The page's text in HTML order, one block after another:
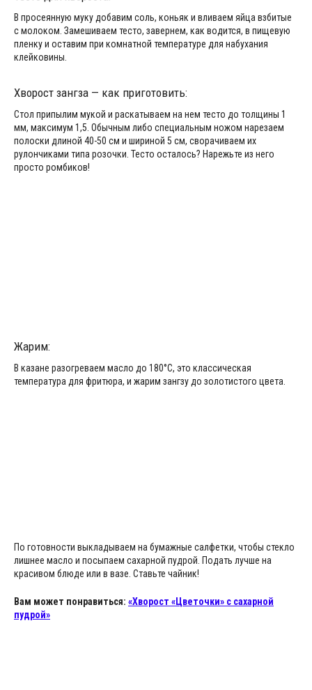
В просеянную муку добавим соль, коньяк и вливаем яйца взбитые
с молоком. Замешиваем тесто, завернем, как водится, в пищевую
пленку и оставим при комнатной температуре для набухания
клейковины.
Хворост зангза — как приготовить:
Стол припылим мукой и раскатываем на нем тесто до толщины 1
мм, максимум 1,5. Обычным либо специальным ножом нарезаем
полоски длиной 40-50 см и шириной 5 см, сворачиваем их
рулончиками типа розочки. Тесто осталось? Нарежьте из него
просто ромбиков!
Жарим:
В казане разогреваем масло до 180°С, это классическая
температура для фритюра, и жарим зангзу до золотистого цвета.
По готовности выкладываем на бумажные салфетки, чтобы стекло
лишнее масло и посыпаем сахарной пудрой. Подать лучше на
красивом блюде или в вазе. Ставьте чайник!
Вам может понравиться: «Хворост «Цветочки» с сахарной
пудрой»